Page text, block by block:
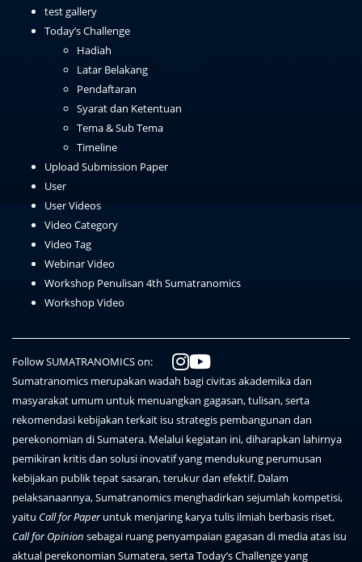
test gallery
Today’s Challenge
Hadiah
Latar Belakang
Pendaftaran
Syarat dan Ketentuan
Tema & Sub Tema
Timeline
Upload Submission Paper
User
User Videos
Video Category
Video Tag
Webinar Video
Workshop Penulisan 4th Sumatranomics
Workshop Video
Follow SUMATRANOMICS on:
Sumatranomics merupakan wadah bagi civitas akademika dan
masyarakat umum untuk menuangkan gagasan, tulisan, serta
rekomendasi kebijakan terkait isu strategis pembangunan dan
perekonomian di Sumatera. Melalui kegiatan ini, diharapkan lahirnya
pemikiran kritis dan solusi inovatif yang mendukung perumusan
kebijakan publik tepat sasaran, terukur dan efektif. Dalam
pelaksanaannya, Sumatranomics menghadirkan sejumlah kompetisi,
yaitu Call for Paperuntuk menjaring karya tulis ilmiah berbasis riset,
Call for Opinion sebagai ruang penyampaian gagasan di media atas isu
aktual perekonomian Sumatera, serta Today’s Challenge yang